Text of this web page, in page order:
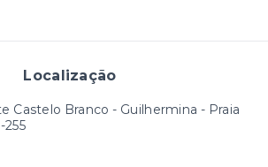
Localização
Castelo Branco - Guilhermina - Praia
255